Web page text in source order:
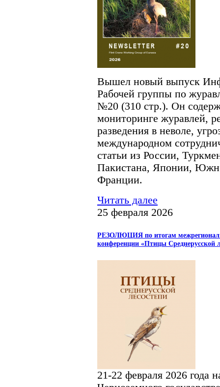
Вышел новый выпуск
Рабочей группы по
№20 (310 стр.). Он
мониторинге журавлей,
разведения в неволе,
международном
статьи из России,
Пакистана, Японии,
Франции.
Читать далее
25 февраля 2026
РЕЗОЛЮЦИЯ по итогам
конференции «Птицы Среднерусской
21-22 февраля 2026 года